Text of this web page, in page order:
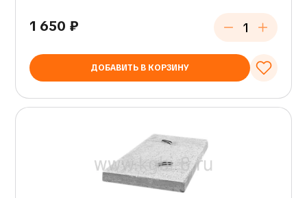
1 650 ₽
ДОБАВИТЬ В КОРЗИНУ